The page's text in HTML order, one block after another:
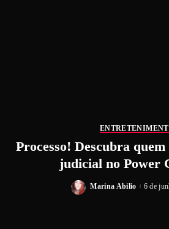
Processo! Descubra
judicial no Power
Marina Abilio 6 de